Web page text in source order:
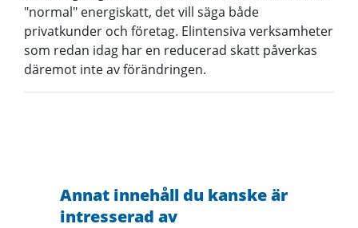
"normal" energiskatt, det vill säga både
privatkunder och företag. Elintensiva verksamheter
som redan idag har en reducerad skatt påverkas
däremot inte av förändringen.
Annat innehåll du kanske är
intresserad av